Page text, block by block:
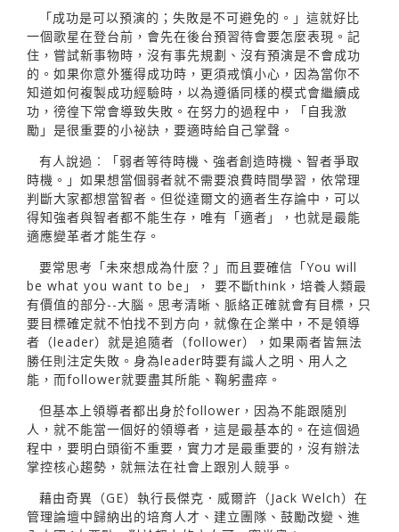
「成功是可以預演的；失敗是不可避免的。」這就好比
一個歌星在登台前，會先在後台預習待會要怎麼表現。記
住，嘗試新事物時，沒有事先規劃、沒有預演是不會成功
的。如果你意外獲得成功時，更須戒慎小心，因為當你不
知道如何複製成功經驗時，以為遵循同樣的模式會繼續成
功，徬徨下常會導致失敗。在努力的過程中，「自我激
勵」是很重要的小祕訣，要適時給自己掌聲。
有人說過︰「弱者等待時機、強者創造時機、智者爭取
時機。」如果想當個弱者就不需要浪費時間學習，依常理
判斷大家都想當智者。但從達爾文的適者生存論中，可以
得知強者與智者都不能生存，唯有「適者」，也就是最能
適應變革者才能生存。
要常思考「未來想成為什麼？」而且要確信「You will
be what you want to be」， 要不斷think，培養人類最
有價值的部分--大腦。思考清晰、脈絡正確就會有目標，只
要目標確定就不怕找不到方向，就像在企業中，不是領導
者（leader）就是追隨者（follower），如果兩者皆無法
勝任則注定失敗。身為leader時要有識人之明、用人之
能，而follower就要盡其所能、鞠躬盡瘁。
但基本上領導者都出身於follower，因為不能跟隨別
人，就不能當一個好的領導者，這是最基本的。在這個過
程中，要明白頭銜不重要，實力才是最重要的，沒有辦法
掌控核心趨勢，就無法在社會上跟別人競爭。
藉由奇異（GE）執行長傑克．威爾許（Jack Welch）在
管理論壇中歸納出的培育人才、建立團隊、鼓勵改變、進